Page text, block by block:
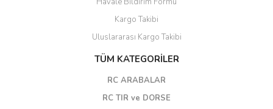
Kargo Takibi
Uluslararası Kargo Takibi
TÜM KATEGORİLER
RC ARABALAR
RC TIR ve DORSE